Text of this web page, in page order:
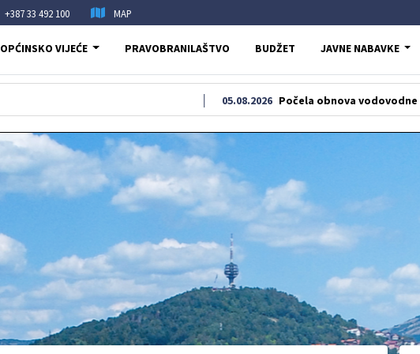
+387 33 492 100 MAP
OPĆINSKO VIJEĆE PRAVOBRANILAŠTVO BUDŽET JAVNE NABAVKE
Počela obnova vodovodne i